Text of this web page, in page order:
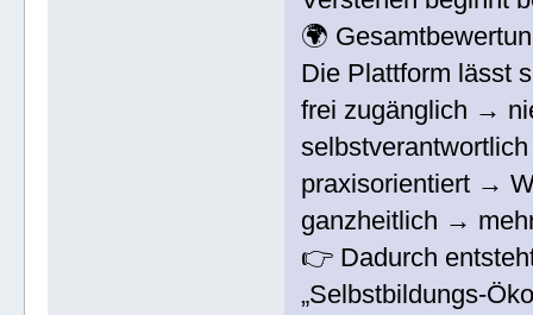
🌍
Die Plattform lässt
frei zugänglich →
praxisorientiert →
ganzheitlich →
👉 Dadurch
„Selbstbildungs-